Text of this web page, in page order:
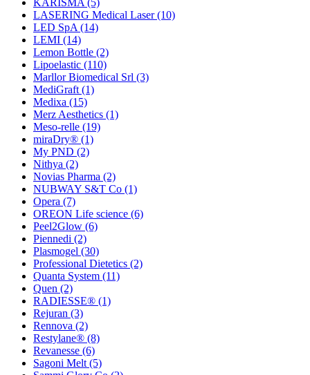
LASERING Medical Laser(10)
LED SpA (14)
LEMI (14)
Lemon Bottle (2)
Lipoelastic (110)
Marllor Biomedical Srl (3)
MediGraft (1)
Medixa (15)
Merz Aesthetics (1)
Meso-relle (19)
miraDry® (1)
My PND (2)
Nithya (2)
Novias Pharma (2)
NUBWAY S&T Co (1)
Opera (7)
OREON Life science (6)
Peel2Glow (6)
Piennedi (2)
Plasmogel (30)
Professional Dietetics (2)
Quanta System (11)
Quen (2)
RADIESSE® (1)
Rejuran (3)
Rennova (2)
Restylane® (8)
Revanesse (6)
Sagoni Melt (5)